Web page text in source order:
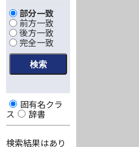
部分一致
前方一致
後方一致
完全一致
固有名クラ
ス
辞書
検索結果はあり